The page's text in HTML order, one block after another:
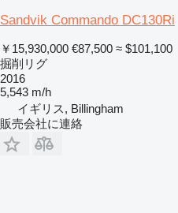
Sandvik Commando DC130Ri
￥15,930,000 €87,500 ≈ $101,100
掘削リグ
2016
5,543 m/h
イギリス, Billingham
販売会社に連絡